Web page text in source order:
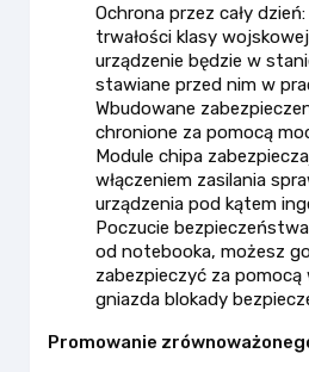
Ochrona przez cały
trwałości klasy
urządzenie będzie w
stawiane przed nim w
Wbudowane
chronione za pomocą
Module chipa
włączeniem zasilania
urządzenia pod kątem
Poczucie
od notebooka, możesz
zabezpieczyć za
gniazda blokady
Promowanie